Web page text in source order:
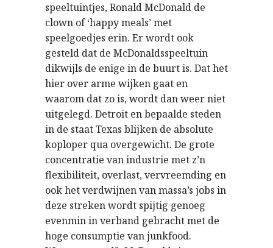
speeltuintjes, Ronald McDonald de
clown of ‘happy meals’ met
speelgoedjes erin. Er wordt ook
gesteld dat de McDonaldsspeeltuin
dikwijls de enige in de buurt is. Dat het
hier over arme wijken gaat en
waarom dat zo is, wordt dan weer niet
uitgelegd. Detroit en bepaalde steden
in de staat Texas blijken de absolute
koploper qua overgewicht. De grote
concentratie van industrie met z’n
flexibiliteit, overlast, vervreemding en
ook het verdwijnen van massa’s jobs in
deze streken wordt spijtig genoeg
evenmin in verband gebracht met de
hoge consumptie van junkfood.